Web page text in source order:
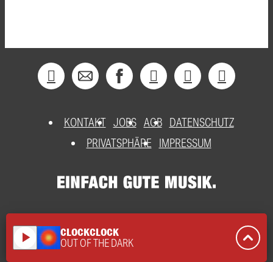
KONTAKT JOBS AGB DATENSCHUTZ
PRIVATSPHÄRE
IMPRESSUM
play_arrow CLOCKCLOCK
OUT OF THE DARK